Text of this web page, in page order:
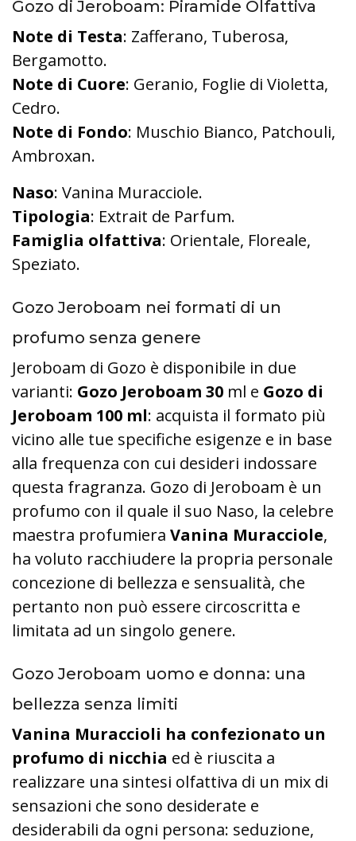
Gozo di Jeroboam: Piramide Olfattiva
Note di Testa: Zafferano, Tuberosa,
Bergamotto.
Note di Cuore: Geranio, Foglie di Violetta,
Cedro.
Note di Fondo: Muschio Bianco, Patchouli,
Ambroxan.
Naso: Vanina Muracciole.
Tipologia: Extrait de Parfum.
Famiglia olfattiva: Orientale, Floreale,
Speziato.
Gozo Jeroboam nei formati di un
profumo senza genere
Jeroboam di Gozo è disponibile in due
varianti: Gozo Jeroboam 30 ml e Gozo di
Jeroboam 100 ml: acquista il formato più
vicino alle tue specifiche esigenze e in base
alla frequenza con cui desideri indossare
questa fragranza. Gozo di Jeroboam è un
profumo con il quale il suo Naso, la celebre
maestra profumiera Vanina Muracciole,
ha voluto racchiudere la propria personale
concezione di bellezza e sensualità, che
pertanto non può essere circoscritta e
limitata ad un singolo genere.
Gozo Jeroboam uomo e donna: una
bellezza senza limiti
Vanina Muraccioli ha confezionato un
profumo di nicchia ed è riuscita a
realizzare una sintesi olfattiva di un mix di
sensazioni che sono desiderate e
desiderabili da ogni persona: seduzione,